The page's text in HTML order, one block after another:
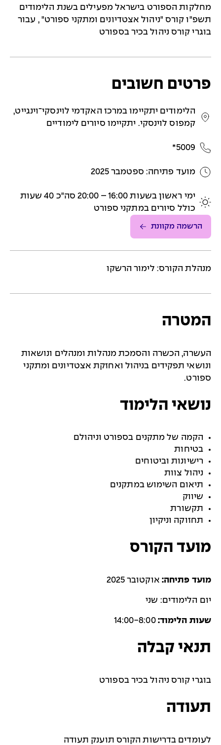
מחלקות הספורט בישראל מפעילים בשנת הלימודים
תשפ"ו קורס "ניהול אצטדיונים ומתקני ספורט" , עבור
בוגרי קורס ניהול בכיר בספורט
פרטים חשובים
הלימודים יתקיימו במרכז האקדמי לוינסקי־וינגייט,
קמפוס לוינסקי. יתקיימו סיורים לימודיים
5009*
מועד פתיחה: ספטמבר 2025
ימי ראשון בשעות 16:00 – 20:00 סה"כ 40 שעות
כולל סיורים במתקני ספורט
הרשמה מקוונת
מנהלת הקורס: לימור הרשקו
המטרה
העשרה, הכשרה והסמכת מנהלות ומנהלים ונושאות
ונושאי תפקידים בניהול ואחזקת אצטדיונים ומתקני
ספורט.
נושאי הלימוד
הקמה של מתקנים בספורט וניהולם
בטיחות
רישיונות וביטוחים
ניהול צוות
תיאום השימוש במתקנים
שיווק
תקשורת
תחזוקה וניקיון
מועד הקורס
מועד פתיחה: אוקטובר 2025
יום הלימודים: שני
שעות הלימוד: 14:00-8:00
תנאי קבלה
בוגרי קורס ניהול בכיר בספורט
תעודה
לעומדים בדרישות הקורס תוענק תעודה